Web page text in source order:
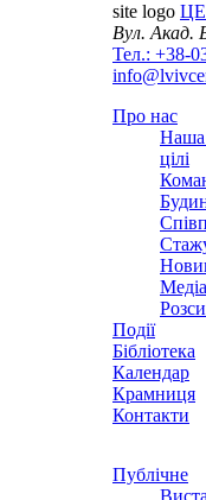
site logo
Вул. Акад.
Тел.: +38-
Про нас
Наша
цілі
Події
Бібліотека
Календар
Крамниця
Контакти
Публічне